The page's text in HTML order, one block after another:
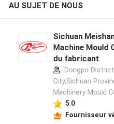
AU SUJET DE NOUS
Sichuan
Machine Mould
du fabricant
Dongpo
City,Sichuan
Machinery Mould
5.0
Fournisseur